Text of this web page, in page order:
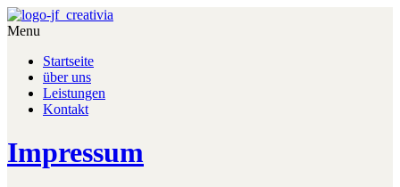
Menu
Startseite
über uns
Leistungen
Kontakt
Impressum